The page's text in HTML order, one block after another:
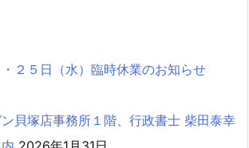
２５日（水）臨時休業のお知らせ
貝塚店事務所１階、行政書士 柴田泰幸